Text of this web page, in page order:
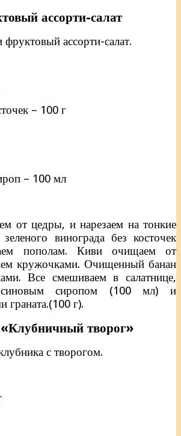
ассорти-салат
ассорти-салат.
– 100 г
– 100 мл
от цедры, и нарезаем на тонкие
винограда без косточек
пополам. Киви очищаем от
кружочками. Очищенный банан
Все смешиваем в салатнице,
сиропом (100 мл) и
граната.(100 г).
«Клубничный творог»
с творогом.